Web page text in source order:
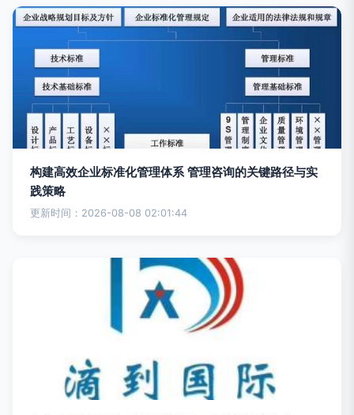
构建高效企业标准化管理体系 管理咨询的关键路径与实
践策略
更新时间：2026-08-08 02:01:44